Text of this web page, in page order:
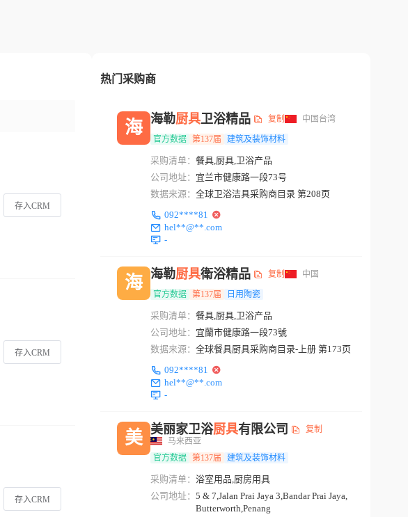
存入CRM
存入CRM
存入CRM
热门采购商
海 海勒厨具卫浴精品 复制 中国台湾
官方数据 第137届 建筑及装饰材料
采购清单：餐具,厨具,卫浴产品
公司地址： 宜兰市健康路一段73号
数据来源：全球卫浴洁具采购商目录 第208页
092****81
hel**@**.com
-
海 海勒厨具衛浴精品 复制 中国
官方数据 第137届 日用陶瓷
采购清单：餐具,厨具,卫浴产品
公司地址： 宜蘭市健康路一段73號
数据来源：全球餐具厨具采购商目录-上册 第173页
092****81
hel**@**.com
-
美 美丽家卫浴厨具有限公司
复制
马来西亚
官方数据 第137届 建筑及装饰材料
采购清单：浴室用品,厨房用具
公司地址：5 & 7,Jalan Prai Jaya 3,Bandar Prai Jaya,
Butterworth,Penang